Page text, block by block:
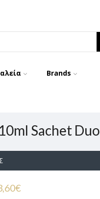
Brands
Sachet Duo
€